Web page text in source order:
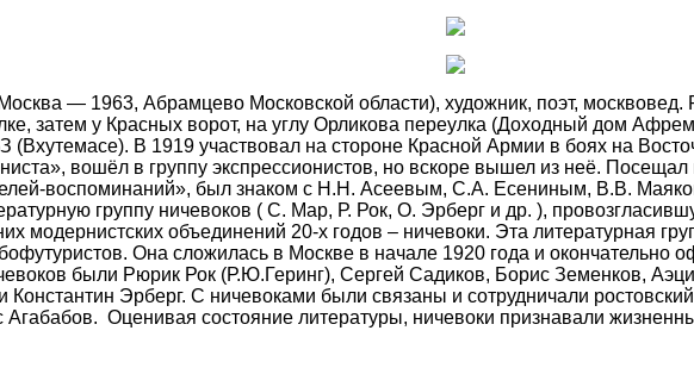
— 1963, Абрамцево Московской области), художник, поэт,
затем у Красных ворот, на углу Орликова переулка (Доходный дом
В 1919 участвовал на стороне Красной Армии в боях на
вошёл в группу экспрессионистов, но вскоре вышел из неё.
воспоминаний», был знаком с Н.Н. Асеевым, С.А. Есениным, В.В.
группу ничевоков ( С. Мар, Р. Рок, О. Эрберг и др. ),
модернистских объединений 20-х годов – ничевоки. Эта литературная
Она сложилась в Москве в начале 1920 года и окончательно
были Рюрик Рок (Р.Ю.Геринг), Сергей Садиков, Борис Земенков,
Эрберг. С ничевоками были связаны и сотрудничали
Агабабов. Оценивая состояние литературы, ничевоки признавали